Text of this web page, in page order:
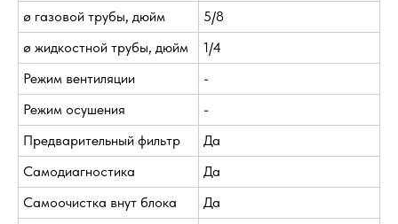
ø газовой трубы, дюйм
5/8
ø жидкостной трубы, дюйм
1/4
Режим вентиляции
-
Режим осушения
-
Предварительный фильтр
Да
Самодиагностика
Да
Самоочистка внут блока
Да